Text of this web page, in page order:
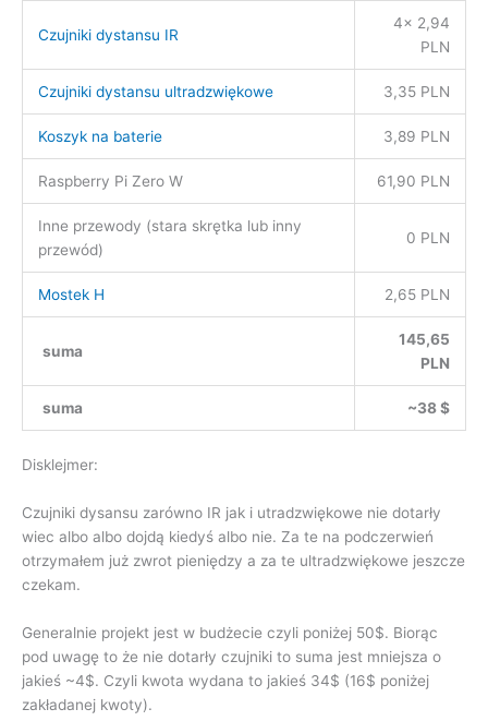
Czujniki dystansu IR
4x 2,94
PLN
Czujniki dystansu ultradzwiękowe 3,35 PLN
Koszyk na baterie 3,89 PLN
Raspberry Pi Zero W 61,90 PLN
Inne przewody (stara skrętka lub inny
przewód)
0 PLN
Mostek H 2,65 PLN
suma
145,65
PLN
suma ~38 $
Disklejmer:
Czujniki dysansu zarówno IR jak i utradzwiękowe nie dotarły
wiec albo albo dojdą kiedyś albo nie. Za te na podczerwień
otrzymałem już zwrot pieniędzy a za te ultradzwiękowe jeszcze
czekam.
Generalnie projekt jest w budżecie czyli poniżej 50$. Biorąc
pod uwagę to że nie dotarły czujniki to suma jest mniejsza o
jakieś ~4$. Czyli kwota wydana to jakieś 34$ (16$ poniżej
zakładanej kwoty).